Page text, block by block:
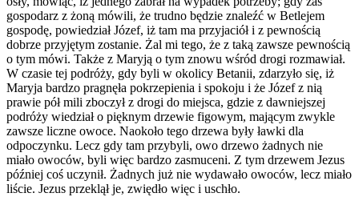
gospodarz z żoną mówili, że trudno będzie znaleźć w Betlejem
gospodę, powiedział Józef, iż tam ma przyjaciół i z pewnością
dobrze przyjętym zostanie. Żal mi tego, że z taką zawsze pewnością
o tym mówi. Także z Maryją o tym znowu wśród drogi rozmawiał.
W czasie tej podróży, gdy byli w okolicy Betanii, zdarzyło się, iż
Maryja bardzo pragnęła pokrzepienia i spokoju i że Józef z nią
prawie pół mili zboczył z drogi do miejsca, gdzie z dawniejszej
podróży wiedział o pięknym drzewie figowym, mającym zwykle
zawsze liczne owoce. Naokoło tego drzewa były ławki dla
odpoczynku. Lecz gdy tam przybyli, owo drzewo żadnych nie
miało owoców, byli więc bardzo zasmuceni. Z tym drzewem Jezus
później coś uczynił. Żadnych już nie wydawało owoców, lecz miało
liście. Jezus przeklął je, zwiędło więc i uschło.